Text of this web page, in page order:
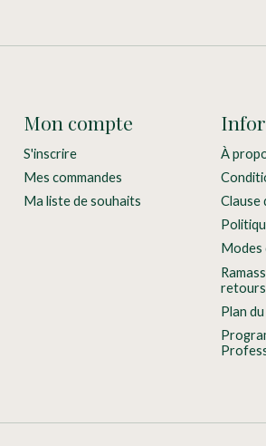
Mon compte
S'inscrire
Mes commandes
Ma liste de souhaits
À
Clause
Modes
retours
Plan